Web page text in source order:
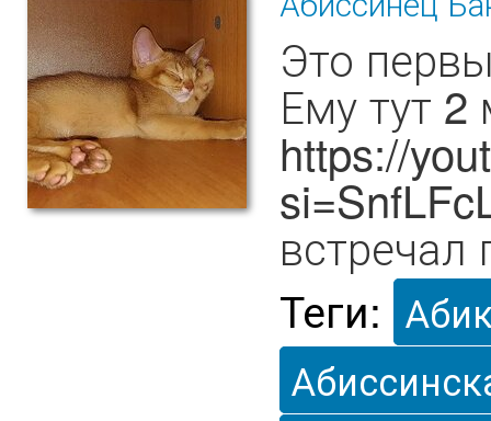
Это
Ему тут
https://
встречал
Теги: